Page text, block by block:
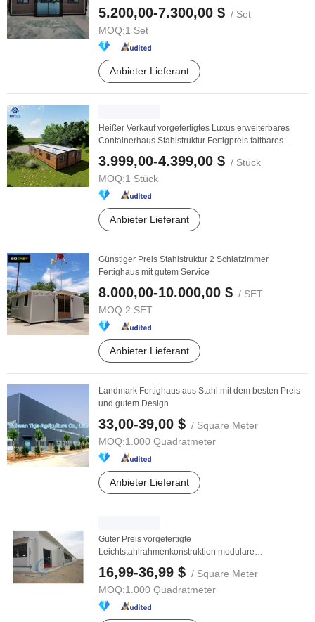
5.200,00-7.300,00 $ / Set
MOQ:1 Set
Anbieter Lieferant
Heißer Verkauf vorgefertigtes Luxus erweiterbares
Containerhaus Stahlstruktur Fertigpreis faltbares ...
3.999,00-4.399,00 $ / Stück
MOQ:1 Stück
Anbieter Lieferant
Günstiger Preis Stahlstruktur 2 Schlafzimmer
Fertighaus mit gutem Service
8.000,00-10.000,00 $ / SET
MOQ:2 SET
Anbieter Lieferant
Landmark Fertighaus aus Stahl mit dem besten Preis
und gutem Design
33,00-39,00 $ / Square Meter
MOQ:1.000 Quadratmeter
Anbieter Lieferant
Guter Preis vorgefertigte
Leichtstahlrahmenkonstruktion modulare
Designrahmen Hühner Geflügelhof
16,99-36,99 $ / Square Meter
MOQ:1.000 Quadratmeter